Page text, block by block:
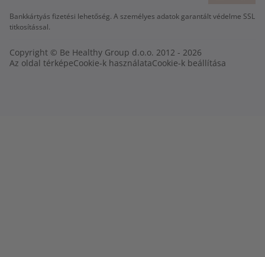
Bankkártyás fizetési lehetőség. A személyes adatok garantált védelme SSL
titkosítással.
Copyright © Be Healthy Group d.o.o. 2012 - 2026
Az oldal térképeCookie-k használataCookie-k beállítása